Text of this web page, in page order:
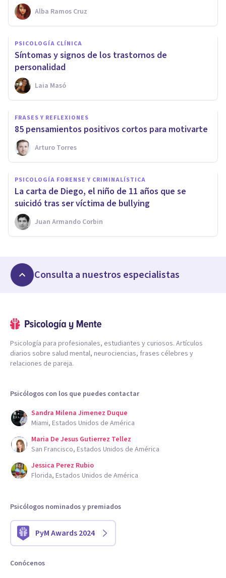
Alba Ramos Cruz
PSICOLOGÍA CLÍNICA
​Síntomas y signos de los trastornos de
personalidad
Laia Masó
FRASES Y REFLEXIONES
85 pensamientos positivos cortos para motivarte
Arturo Torres
PSICOLOGÍA FORENSE Y CRIMINALÍSTICA
​La carta de Diego, el niño de 11 años que se
suicidó tras ser víctima de bullying
Juan Armando Corbin
Consulta a nuestros especialistas
Psicología para profesionales, estudiantes y curiosos. Artículos
diarios sobre salud mental, neurociencias, frases célebres y
relaciones de pareja.
Psicólogos con los que puedes contactar
Sandra Milena Jimenez Duque
Miami, Estados Unidos de América
Maria De Jesus Gutierrez Tellez
San Francisco, Estados Unidos de América
Jessica Perez Rubio
Florida, Estados Unidos de América
Psicólogos nominados y premiados
PyM Awards 2024
Conócenos